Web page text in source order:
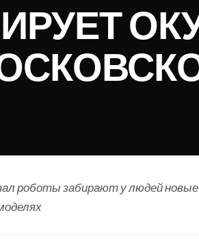
роботы забирают у людей новые